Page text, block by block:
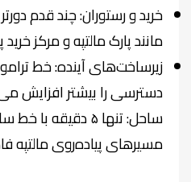
خرید و رستوران: چند قدم
مانند پارک مالتپه و مرکز خرید
زیرساخت‌های آینده: خط
دسترسی را بیشتر افزایش
ساحل: تنها ۵
مسیرهای پیاده‌روی مالتپه